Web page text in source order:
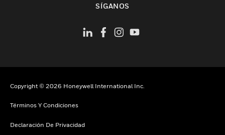
SÍGANOS
Copyright © 2026 Honeywell International Inc.
Términos Y Condiciones
Declaración De Privacidad